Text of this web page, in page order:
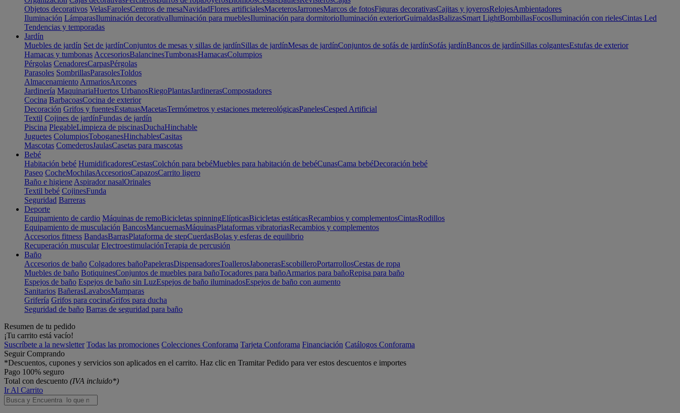
Objetos decorativos VelasFarolesCentros de mesaNavidadFlores artificialesMaceterosJarronesMarcos de fotosFiguras decorativasCajitas y joyerosRelojesAmbientadores
Iluminación LámparasIluminación decorativaIluminación para mueblesIluminación para dormitorioIluminación exteriorGuirnaldasBalizasSmart LightBombillasFocosIluminación con rielesCintas Led
Tendencias y temporadas
Jardín
Muebles de jardín Set de jardínConjuntos de mesas y sillas de jardínSillas de jardínMesas de jardínConjuntos de sofás de jardínSofás jardínBancos de jardínSillas colgantesEstufas de exterior
Hamacas y tumbonas AccesoriosBalancinesTumbonasHamacasColumpios
Pérgolas CenadoresCarpasPérgolas
Parasoles SombrillasParasolesToldos
Almacenamiento ArmariosArcones
Jardinería MaquinariaHuertos UrbanosRiegoPlantasJardinerasCompostadores
Cocina BarbacoasCocina de exterior
Decoración Grifos y fuentesEstatuasMacetasTermómetros y estaciones metereológicasPanelesCesped Artificial
Textil Cojines de jardínFundas de jardín
Piscina PlegableLimpieza de piscinasDuchaHinchable
Juguetes ColumpiosToboganesHinchablesCasitas
Mascotas ComederosJaulasCasetas para mascotas
Bebé
Habitación bebé HumidificadoresCestasColchón para bebéMuebles para habitación de bebéCunasCama bebéDecoración bebé
Paseo CocheMochilasAccesoriosCapazosCarrito ligero
Baño e higiene Aspirador nasalOrinales
Textil bebé CojinesFunda
Seguridad Barreras
Deporte
Equipamiento de cardio Máquinas de remoBicicletas spinningElípticasBicicletas estáticasRecambios y complementosCintasRodillos
Equipamiento de musculación BancosMancuernasMáquinasPlataformas vibratoriasRecambios y complementos
Accesorios fitness BandasBarrasPlataforma de stepCuerdasBolas y esferas de equilibrio
Recuperación muscular ElectroestimulaciónTerapia de percusión
Baño
Accesorios de baño Colgadores bañoPapelerasDispensadoresToallerosJabonerasEscobilleroPortarrollosCestas de ropa
Muebles de baño BotiquinesConjuntos de muebles para bañoTocadores para bañoArmarios para bañoRepisa para baño
Espejos de baño Espejos de baño sin LuzEspejos de baño iluminadosEspejos de baño con aumento
Sanitarios BañerasLavabosMamparas
Grifería Grifos para cocinaGrifos para ducha
Seguridad de baño Barras de seguridad para baño
Resumen de tu pedido
¡Tu carrito está vacío!
Suscríbete a la newsletter Todas las promociones Colecciones Conforama Tarjeta Conforama Financiación Catálogos Conforama
Seguir Comprando
*Descuentos, cupones y servicios son aplicados en el carrito. Haz clic en Tramitar Pedido para ver estos descuentos e importes
Pago 100% seguro
Total con descuento (IVA incluido*)
Ir Al Carrito